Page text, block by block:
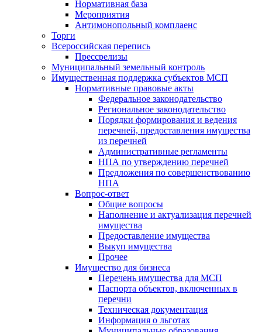
Нормативная база
Мероприятия
Антимонопольный комплаенс
Торги
Всероссийская перепись
Прессрелизы
Муниципальный земельный контроль
Имущественная поддержка субъектов МСП
Нормативные правовые акты
Федеральное законодательство
Региональное законодательство
Порядки формирования и ведения
перечней, предоставления имущества
из перечней
Административные регламенты
НПА по утверждению перечней
Предложения по совершенствованию
НПА
Вопрос-ответ
Общие вопросы
Наполнение и актуализация перечней
имущества
Предоставление имущества
Выкуп имущества
Прочее
Имущество для бизнеса
Перечень имущества для МСП
Паспорта объектов, включенных в
перечни
Техническая документация
Информация о льготах